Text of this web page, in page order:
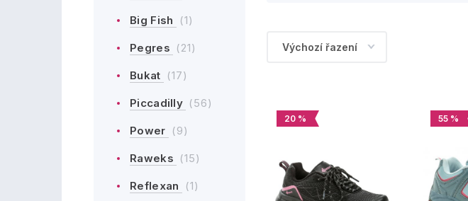
Big Fish (1)
Pegres (21)
Bukat (17)
Piccadilly (56)
Power (9)
Raweks (15)
Reflexan (1)
20 % 55 %